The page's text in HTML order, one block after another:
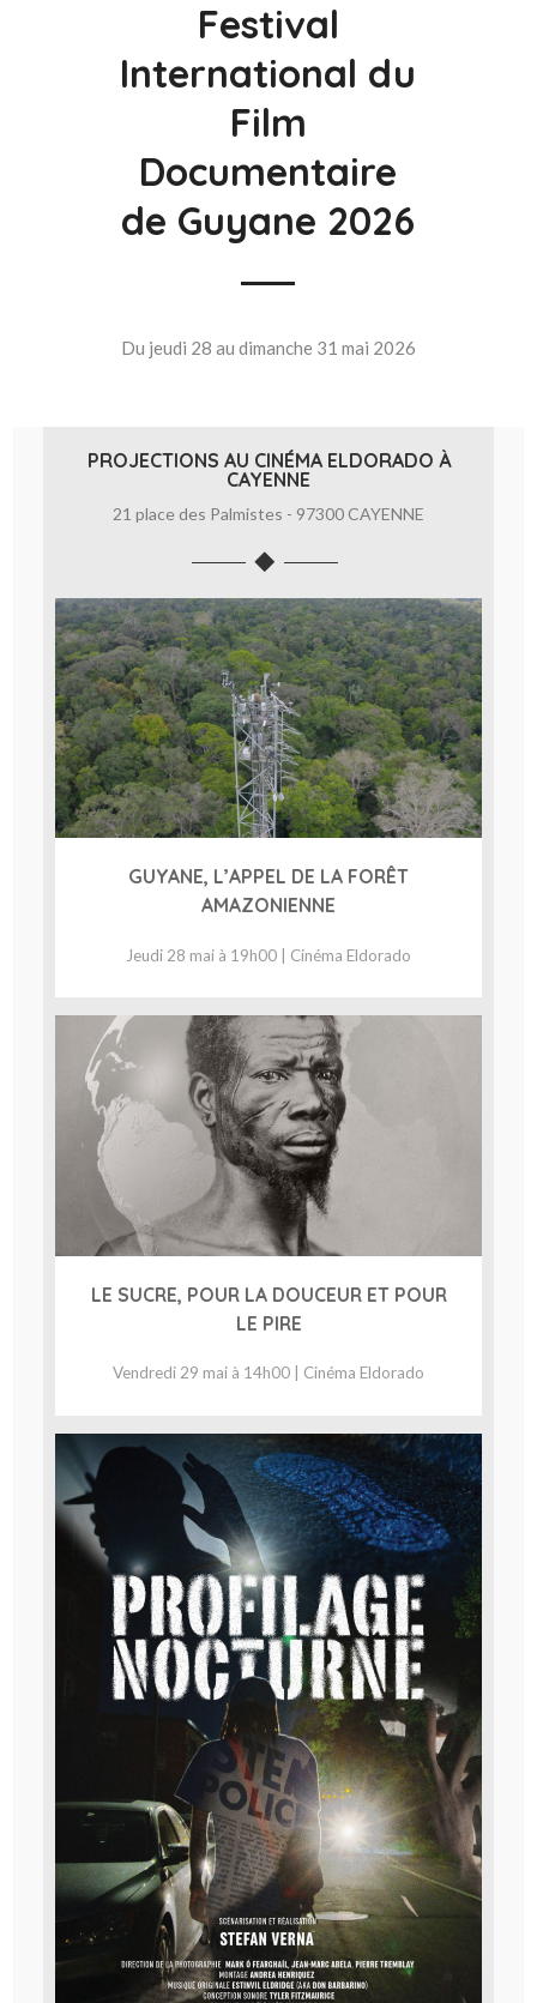
Festival
International du
Film
Documentaire
de Guyane 2026
Du jeudi 28 au dimanche 31 mai 2026
PROJECTIONS AU CINÉMA ELDORADO À
CAYENNE
21 place des Palmistes - 97300 CAYENNE
GUYANE, L’APPEL DE LA FORÊT
AMAZONIENNE
Jeudi 28 mai à 19h00 | Cinéma Eldorado
LE SUCRE, POUR LA DOUCEUR ET POUR
LE PIRE
Vendredi 29 mai à 14h00 | Cinéma Eldorado